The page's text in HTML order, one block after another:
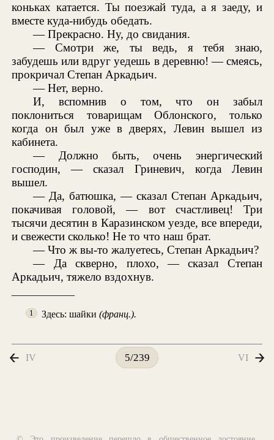
коньках катается. Ты поезжай туда, а я заеду, и
вместе куда-нибудь обедать.
— Прекрасно. Ну, до свидания.
— Смотри же, ты ведь, я тебя знаю,
забудешь или вдруг уедешь в деревню! — смеясь,
прокричал Степан Аркадьич.
— Нет, верно.
И, вспомнив о том, что он забыл
поклониться товарищам Облонского, только
когда он был уже в дверях, Левин вышел из
кабинета.
— Должно быть, очень энергический
господин, — сказал Гриневич, когда Левин
вышел.
— Да, батюшка, — сказал Степан Аркадьич,
покачивая головой, — вот счастливец! Три
тысячи десятин в Каразинском уезде, все впереди,
и свежести сколько! Не то что наш брат.
— Что ж вы-то жалуетесь, Степан Аркадьич?
— Да скверно, плохо, — сказал Степан
Аркадьич, тяжело вздохнув.
1 Здесь: шайки(франц.).
IV 5/239 VI